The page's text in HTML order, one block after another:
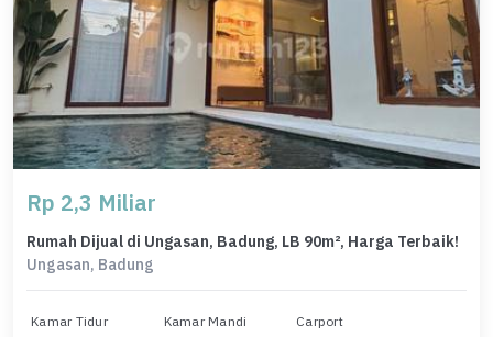
Rp 2,3 Miliar
Rumah Dijual di Ungasan, Badung, LB 90m², Harga Terbaik!
Ungasan, Badung
Kamar Tidur Kamar Mandi Carport